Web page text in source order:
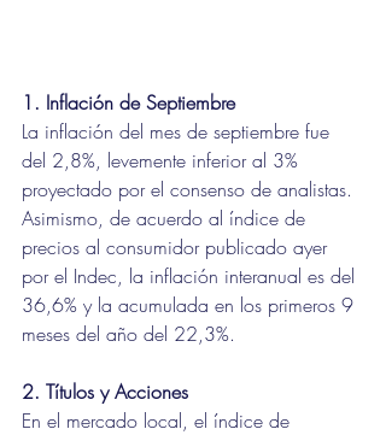
1. Inflación de Septiembre
La inflación del mes de septiembre fue
del 2,8%, levemente inferior al 3%
proyectado por el consenso de analistas.
Asimismo, de acuerdo al índice de
precios al consumidor publicado ayer
por el Indec, la inflación interanual es del
36,6% y la acumulada en los primeros 9
meses del año del 22,3%.
2. Títulos y Acciones
En el mercado local, el índice de